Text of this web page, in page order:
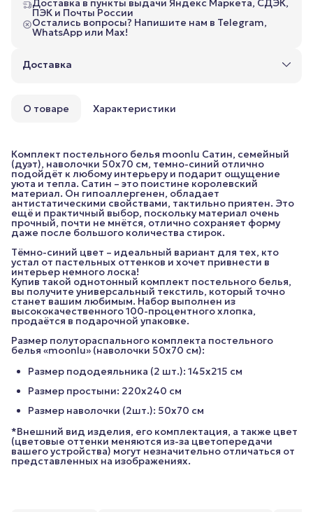
Доставка в пункты выдачи Яндекс Маркета, СДЭК,
ПЭК и Почты России
Остались вопросы? Напишите нам в Telegram,
WhatsApp или Max!
Доставка
О товаре Характеристики
Комплект постельного белья moonlu Сатин, семейный
(дуэт), наволочки 50x70 см, темно-синий отлично
подойдёт к любому интерьеру и подарит ощущение
уюта и тепла. Сатин – это поистине королевский
материал. Он гипоаллергенен, обладает
антистатическими свойствами, тактильно приятен. Это
ещё и практичный выбор, поскольку материал очень
прочный, почти не мнётся, отлично сохраняет форму
даже после большого количества стирок.
Тёмно-синий цвет – идеальный вариант для тех, кто
устал от пастельных оттенков и хочет привнести в
интерьер немного лоска!
Купив такой однотонный комплект постельного белья,
вы получите универсальный текстиль, который точно
станет вашим любимым. Набор выполнен из
высококачественного 100-процентного хлопка,
продаётся в подарочной упаковке.
Размер полутораспального комплекта постельного
белья «moonlu» (наволочки 50x70 см):
Размер пододеяльника (2 шт.): 145х215 см
Размер простыни: 220х240 см
Размер наволочки (2шт.): 50х70 см
*Внешний вид изделия, его комплектация, а также цвет
(цветовые оттенки меняются из-за цветопередачи
вашего устройства) могут незначительно отличаться от
представленных на изображениях.